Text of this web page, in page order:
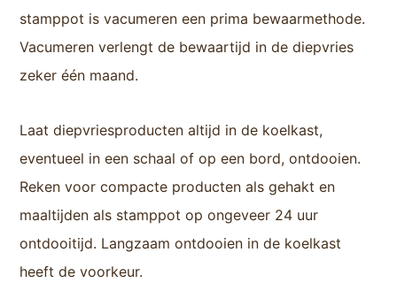
stamppot is vacumeren een prima bewaarmethode.
Vacumeren verlengt de bewaartijd in de diepvries
zeker één maand.
Laat diepvriesproducten altijd in de koelkast,
eventueel in een schaal of op een bord, ontdooien.
Reken voor compacte producten als gehakt en
maaltijden als stamppot op ongeveer 24 uur
ontdooitijd. Langzaam ontdooien in de koelkast
heeft de voorkeur.